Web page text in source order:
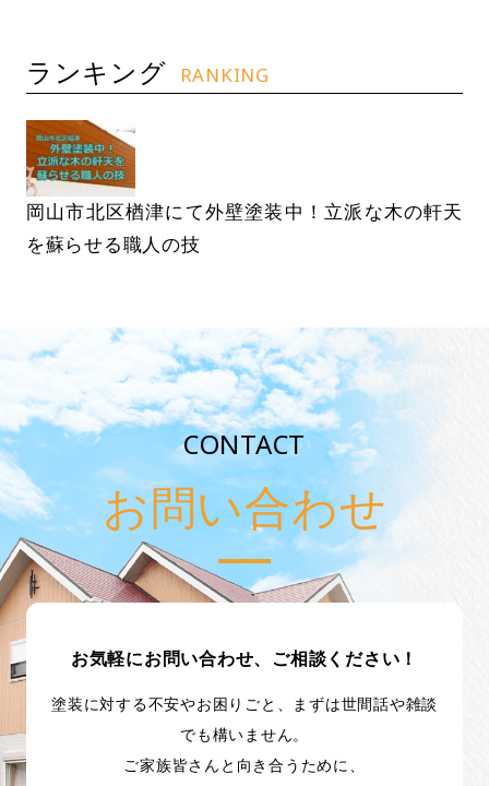
ランキング RANKING
岡山市北区楢津にて外壁塗装中！立派な木の軒天
を蘇らせる職人の技
CONTACT
お問い合わせ
お気軽にお問い合わせ、ご相談ください！
塗装に対する不安やお困りごと、まずは世間話や雑談
でも構いません。
ご家族皆さんと向き合うために、